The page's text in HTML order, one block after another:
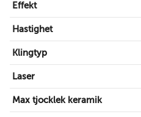
Effekt
Hastighet
Klingtyp
Laser
Max tjocklek keramik